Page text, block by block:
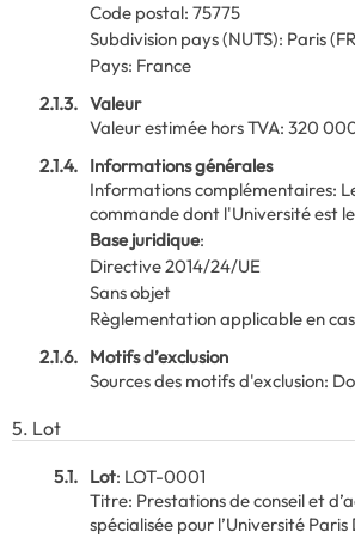
Code postal: 75775
Subdivision pays (NUTS): Paris(
Pays: France
2.1.3. Valeur
Valeur estimée hors TVA: 320
2.1.4. Informations générales
Informations complémentaires:
commande dont l'Université est
Base juridique:
Directive 2014/24/UE
Sans objet
Règlementation applicable en
2.1.6. Motifs d’exclusion
Sources des motifs d'exclusion:
5. Lot
5.1. Lot: LOT-0001
Titre: Prestations de conseil et
spécialisée pour l’Université